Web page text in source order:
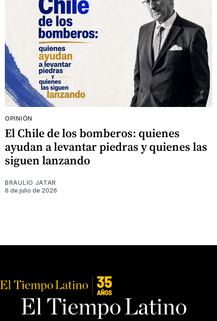
OPINIÓN
El Chile de los bomberos: quienes
ayudan a levantar piedras y quienes las
siguen lanzando
BRAULIO JATAR
6 de julio de 2026